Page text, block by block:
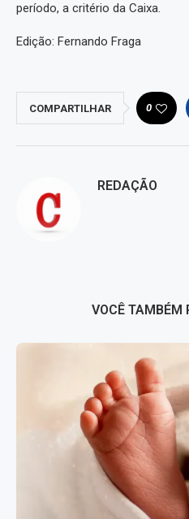
período, a critério da Caixa.
Edição: Fernando Fraga
COMPARTILHAR 0
REDAÇÃO
VOCÊ TAMBÉM